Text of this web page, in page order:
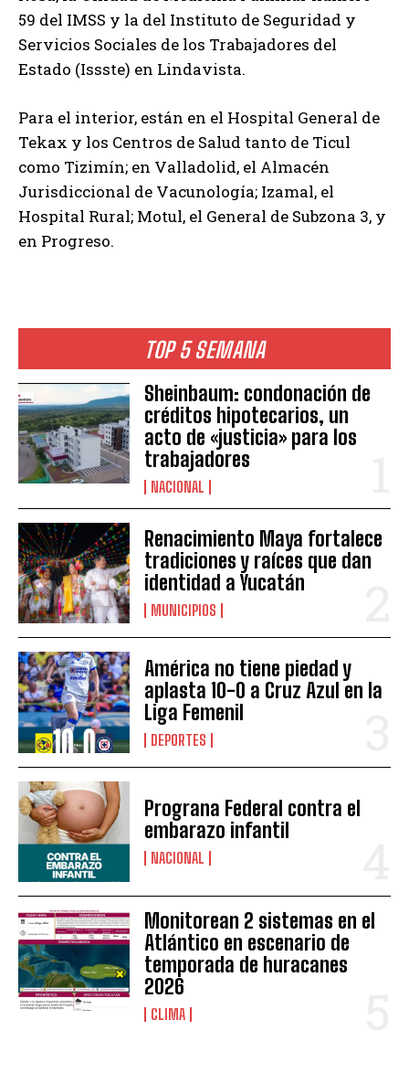
TOP 5 SEMANA
Sheinbaum: condonación de
créditos hipotecarios, un
acto de «justicia» para los
trabajadores
NACIONAL
Renacimiento Maya fortalece
tradiciones y raíces que dan
identidad a Yucatán
MUNICIPIOS
América no tiene piedad y
aplasta 10-0 a Cruz Azul en la
Liga Femenil
DEPORTES
Prograna Federal contra el
embarazo infantil
NACIONAL
Monitorean 2 sistemas en el
Atlántico en escenario de
temporada de huracanes
2026
CLIMA
59 del IMSS y la del Instituto de Seguridad y
Servicios Sociales de los Trabajadores del
Estado (Issste) en Lindavista.
Para el interior, están en el Hospital General de
Tekax y los Centros de Salud tanto de Ticul
como Tizimín; en Valladolid, el Almacén
Jurisdiccional de Vacunología; Izamal, el
Hospital Rural; Motul, el General de Subzona 3, y
en Progreso.